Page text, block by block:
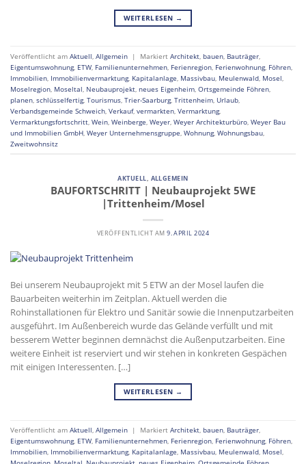
WEITERLESEN →
Veröffentlicht am Aktuell Allgemein | Markiert Architekt bauen Bauträger
Eigentumswohnung, ETW Familienunternehmen Ferienregion Ferienwohnung, Föhren
Immobilien Immobilienvermarktung, Kapitalanlage Massivbau Meulenwald Mosel
Moselregion Moseltal Neubauprojekt neues Eigenheim Ortsgemeinde Föhren
planen schlüsselfertig, Tourismus Trier-Saarburg, Trittenheim Urlaub
Verbandsgemeinde Schweich Verkauf, vermarkten Vermarktung,
Vermarktungsfortschritt Wein Weinberge Weyer Weyer Architekturbüro Weyer Bau
und Immobilien GmbH Weyer Unternehmensgruppe Wohnung, Wohnungsbau
Zweitwohnsitz
AKTUELL, ALLGEMEIN
BAUFORTSCHRITT | Neubauprojekt 5WE
|Trittenheim/Mosel
VERÖFFENTLICHT AM9. APRIL 2024
Bei unserem Neubauprojekt mit 5 ETW an der Mosel laufen die
Bauarbeiten weiterhin im Zeitplan. Aktuell werden die
Rohinstallationen für Elektro und Sanitär sowie die Innenputzarbeiten
ausgeführt. Im Außenbereich wurde das Gelände verfüllt und mit
besserem Wetter beginnen demnächst die Außenputzarbeiten. Eine
weitere Einheit ist reserviert und wir stehen in konkreten Gespächen
mit einigen Interessenten. […]
WEITERLESEN →
Veröffentlicht am Aktuell, Allgemein | Markiert Architekt, bauen, Bauträger,
Eigentumswohnung, ETW, Familienunternehmen, Ferienregion, Ferienwohnung, Föhren,
Immobilien, Immobilienvermarktung, Kapitalanlage, Massivbau, Meulenwald, Mosel,